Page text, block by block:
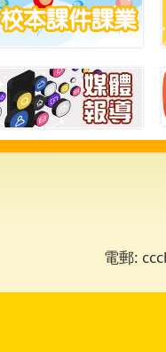
電郵: